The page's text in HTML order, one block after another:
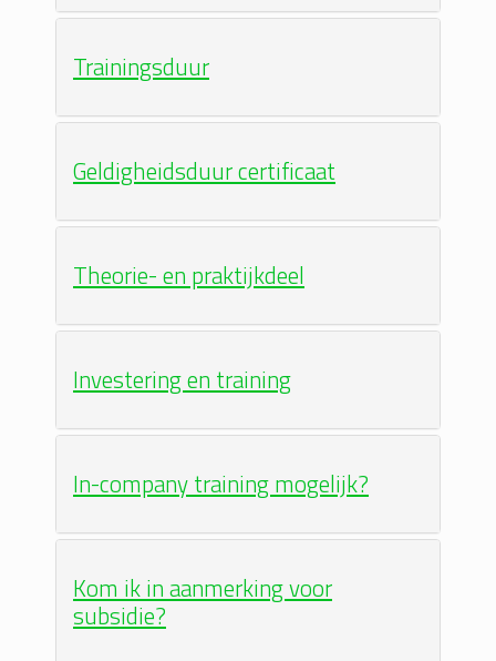
Trainingsduur
Geldigheidsduur certificaat
Theorie- en praktijkdeel
Investering en training
In-company training mogelijk?
Kom ik in aanmerking voor
subsidie?